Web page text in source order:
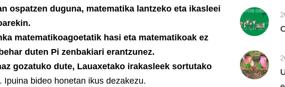
ospatzen duguna, matematika lantzeko eta ikasleei
matematikoagoetatik hasi eta matematikoak ez
duten Pi zenbakiari erantzunez.
gozatuko dute, Lauaxetako irakasleek sortutako
bideo honetan ikus dezakezu.